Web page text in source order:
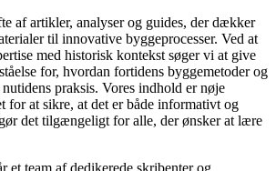
af artikler, analyser og guides, der dækker
til innovative byggeprocesser. Ved at
med historisk kontekst søger vi at give
for, hvordan fortidens byggemetoder og
praksis. Vores indhold er nøje
for at sikre, at det er både informativt og
det tilgængeligt for alle, der ønsker at lære
et team af dedikerede skribenter og